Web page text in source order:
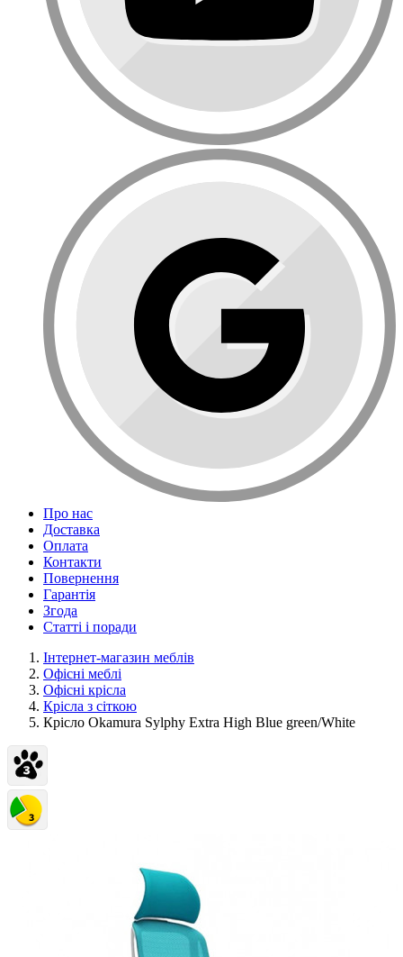
Про нас
Доставка
Оплата
Контакти
Повернення
Гарантія
Згода
Статті і поради
Інтернет-магазин меблів
Офісні меблі
Офісні крісла
Крісла з сіткою
Крісло Okamura Sylphy Extra High Blue green/White